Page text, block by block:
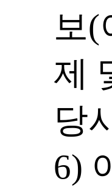
보(
제
당
6)